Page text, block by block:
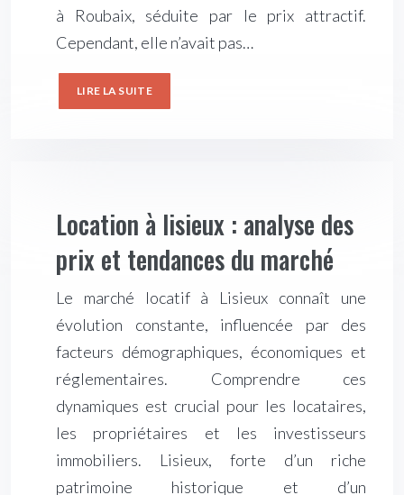
à Roubaix, séduite par le prix attractif.
Cependant, elle n’avait pas…
LIRE LA SUITE
Location à lisieux : analyse des
prix et tendances du marché
Le marché locatif à Lisieux connaît une
évolution constante, influencée par des
facteurs démographiques, économiques et
réglementaires. Comprendre ces
dynamiques est crucial pour les locataires,
les propriétaires et les investisseurs
immobiliers. Lisieux, forte d’un riche
patrimoine historique et d’un